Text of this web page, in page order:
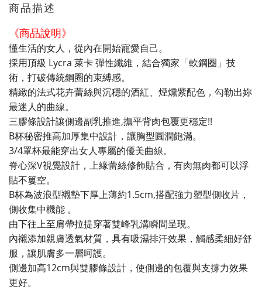
商品描述
《商品說明》
懂生活的女人，從內在開始寵愛自己。
採用頂級 Lycra 萊卡 彈性纖維，結合獨家「軟鋼圈」技
術，打破傳統鋼圈的束縛感。
精緻的法式花卉蕾絲與沉穩的酒紅、煙燻紫配色，勾勒出妳
最迷人的曲線。
三膠條設計讓側邊副乳推進,撫平背肉包覆更穩定!!
B杯秘密推高加厚集中設計，讓胸型圓潤飽滿。
3/4罩杯最能穿出女人專屬的優美曲線。
脊心深V視覺設計，上緣蕾絲修飾貼合，有肉無肉都可以浮
貼不簍空。
B杯為波浪型襯墊下厚上薄約1.5cm,搭配強力塑型側收片，
側收集中機能 。
由下往上至肩帶拉提穿著雙峰乳溝瞬間呈現。
內襯添加親膚透氣材質，具有吸濕排汗效果，觸感柔細好舒
服，讓肌膚多一層呵護。
側邊加高12cm與雙膠條設計，使側邊的包覆與支撐力效果
更好。